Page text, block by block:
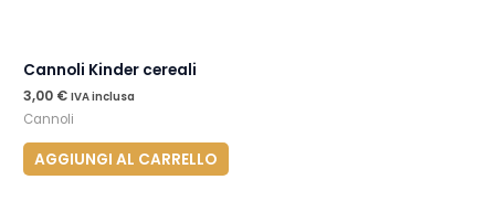
Cannoli Kinder cereali
3,00 € IVA inclusa
Cannoli
AGGIUNGI AL CARRELLO